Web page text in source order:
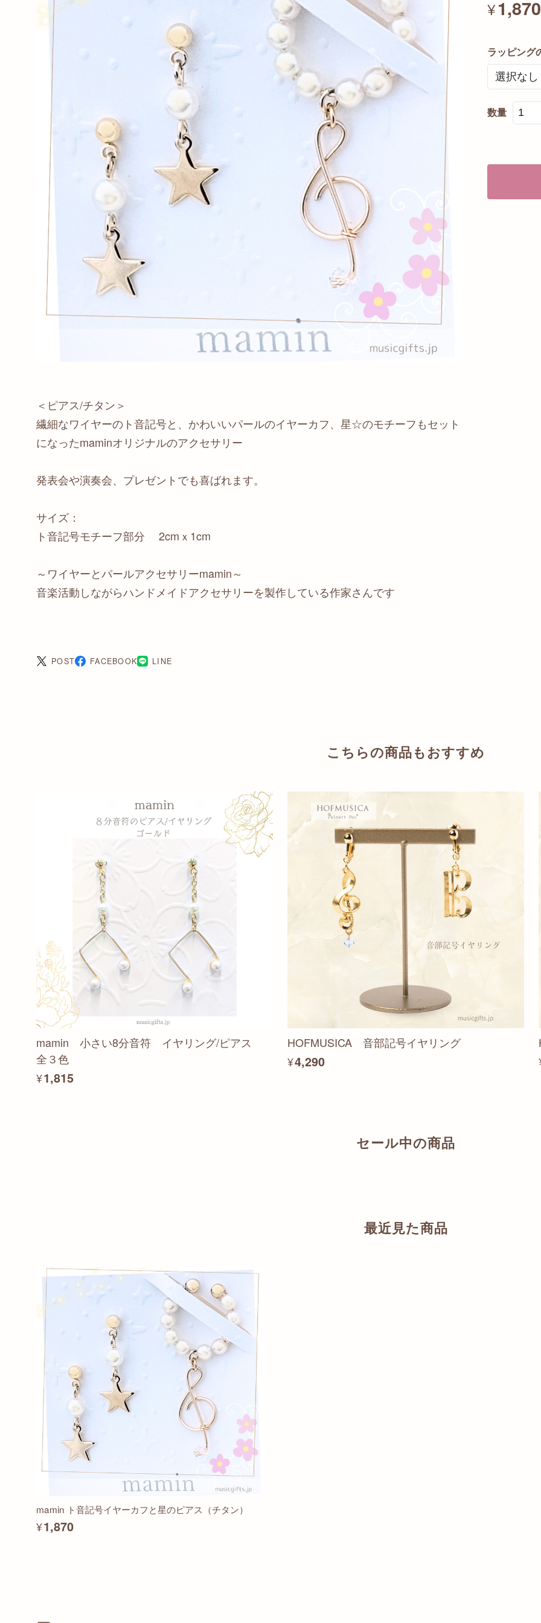
¥1,870
ラッピン
数量
＜ピアス/チタン＞
繊細なワイヤーのト音記号と、かわいいパールのイヤーカフ、星☆のモチーフもセット
になったmaminオリジナルのアクセサリー
発表会や演奏会、プレゼントでも喜ばれます。
サイズ：
ト音記号モチーフ部分 2cmｘ1cm
～ワイヤーとパールアクセサリーmamin～
音楽活動しながらハンドメイドアクセサリーを製作している作家さんです
POST FACEBOOK LINE
こちらの商品もおすすめ
mamin 小さい8分音符 イヤリング/ピアス
全３色
¥1,815
HOFMUSICA 音部記号イヤリング
¥4,290
セール中の商品
最近見た商品
mamin ト音記号イヤーカフと星のピアス（チタン）
¥1,870